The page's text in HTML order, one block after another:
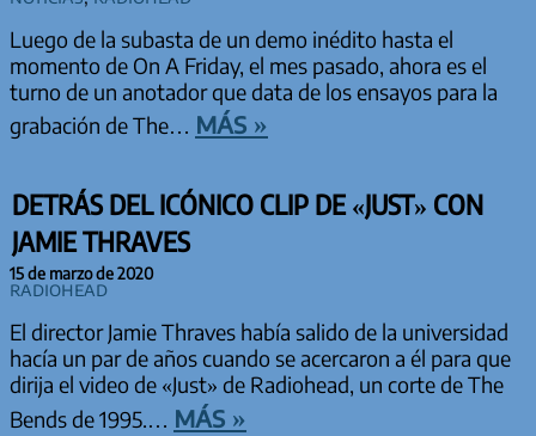
Luego de la subasta de un demo inédito hasta el
momento de On A Friday, el mes pasado, ahora es el
turno de un anotador que data de los ensayos para la
grabación de The… más »
DETRÁS DEL ICÓNICO CLIP DE «JUST» CON
JAMIE THRAVES
15 de marzo de 2020
Radiohead
El director Jamie Thraves había salido de la universidad
hacía un par de años cuando se acercaron a él para que
dirija el video de «Just» de Radiohead, un corte de The
Bends de 1995.… más »